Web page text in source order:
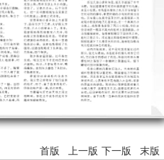
首版 上一版 下一版 末版